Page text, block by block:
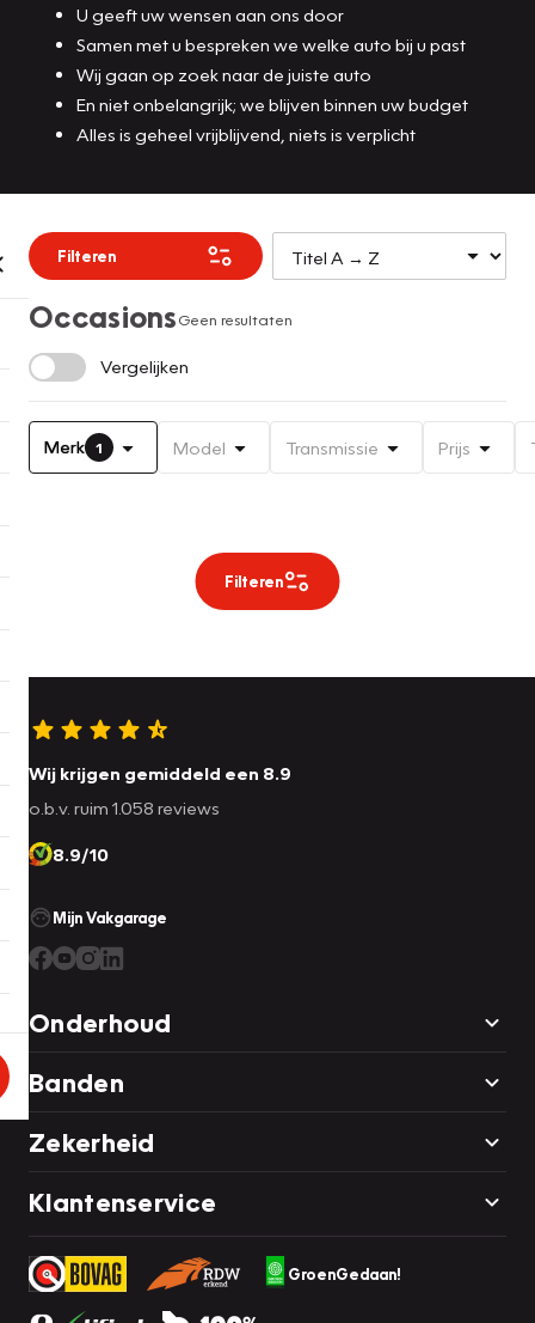
U geeft uw wensen aan ons door
Samen met u bespreken we welke auto bij u past
Wij gaan op zoek naar de juiste auto
En niet onbelangrijk; we blijven binnen uw budget
Alles is geheel vrijblijvend, niets is verplicht
Filteren
OccasionsGeen resultaten
Vergelijken
Merk 1 Model Transmissie Prijs
Filteren
Wij krijgen gemiddeld een 8.9
o.b.v. ruim 1.058 reviews
8.9/10
Mijn Vakgarage
Onderhoud
Banden
Zekerheid
Klantenservice
GroenGedaan!